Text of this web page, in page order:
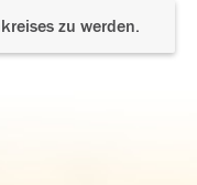
zu werden.